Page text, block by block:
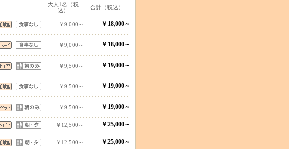
大人1名（税
込）
合計（税込）
￥9,000～ ￥18,000～
￥9,000～ ￥18,000～
￥9,500～ ￥19,000～
￥9,500～ ￥19,000～
￥9,500～ ￥19,000～
￥12,500～
￥25,000～
￥12,500～ ￥25,000～